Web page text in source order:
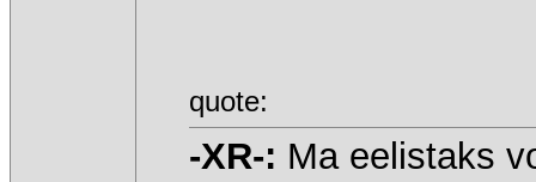
quote:
-XR-: Ma eelistaks